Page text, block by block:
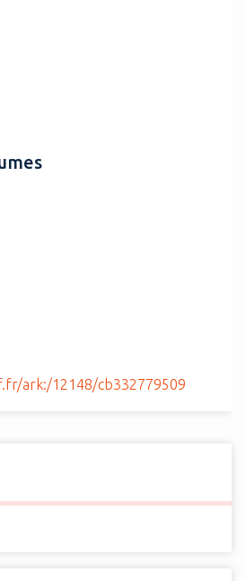
ark:/12148/cb332779509